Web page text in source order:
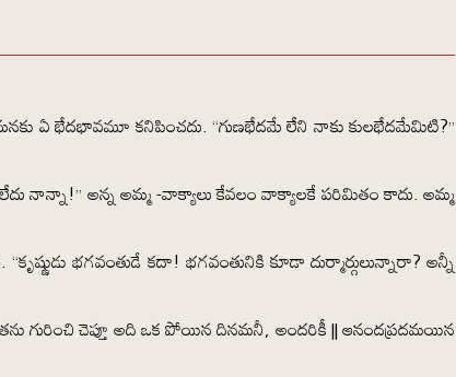
ఏ భేదభావమూ కనిపించదు. “గుణభేదమే లేని నాకు కులభేదమేమిటి?”
నాన్నా!” అన్న అమ్మ -వాక్యాలు కేవలం వాక్యాలకే పరిమితం కాదు. అమ్మ
భగవంతుడే కదా! భగవంతునికి కూడా దుర్మార్గులున్నారా? అన్నీ
గురించి చెప్తూ అది ఒక పోయిన దినమనీ, అందరికీ || ఆనందప్రదమయిన